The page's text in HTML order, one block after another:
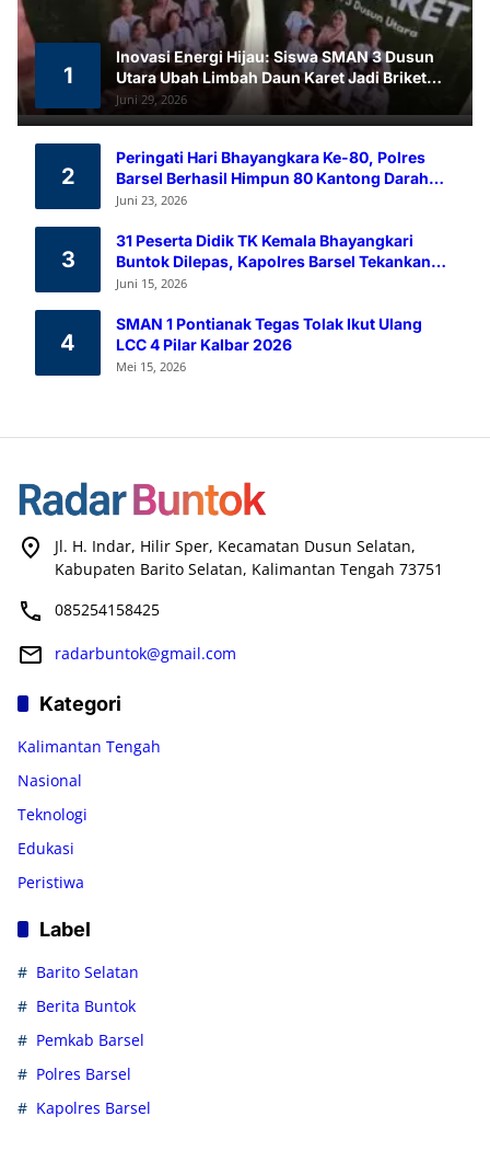
1
Inovasi Energi Hijau: Siswa SMAN 3 Dusun
Utara Ubah Limbah Daun Karet Jadi Briket
Ramah Lingkungan
Juni 29, 2026
2
Peringati Hari Bhayangkara Ke-80, Polres
Barsel Berhasil Himpun 80 Kantong Darah
Melalui Aksi Donor Darah
Juni 23, 2026
3
31 Peserta Didik TK Kemala Bhayangkari
Buntok Dilepas, Kapolres Barsel Tekankan
Pendidikan Karakter
Juni 15, 2026
4
SMAN 1 Pontianak Tegas Tolak Ikut Ulang
LCC 4 Pilar Kalbar 2026
Mei 15, 2026
Jl. H. Indar, Hilir Sper, Kecamatan Dusun Selatan,
Kabupaten Barito Selatan, Kalimantan Tengah 73751
085254158425
radarbuntok@gmail.com
Kategori
Kalimantan Tengah
Nasional
Teknologi
Edukasi
Peristiwa
Label
Barito Selatan
Berita Buntok
Pemkab Barsel
Polres Barsel
Kapolres Barsel